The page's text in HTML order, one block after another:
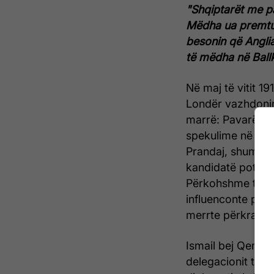
"Shqiptarët me
Mëdha ua
besonin që
të mëdha në
Në maj të vitit
Londër
marrë:
spekulime në
Prandaj, shumë
kandidatë
Përkohshme të
influenconte
merrte
Ismail bej
delegacionit të